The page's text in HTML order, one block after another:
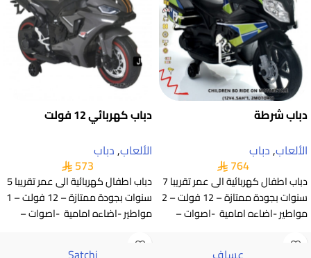
دباب شرطة
الألعاب,دباب
764
دباب اطفال كهربائية الى عمر تقريبا 7
سنوات بجودة ممتازة – 12 فولت – 2
مواطير -اضاءه امامية -اصوات –
دباب كهربائي 12 فولت
الألعاب,دباب
573
دباب اطفال كهربائية الى عمر تقريبا 5
سنوات بجودة ممتازة – 12 فولت – 1
مواطير -اضاءه امامية -اصوات –